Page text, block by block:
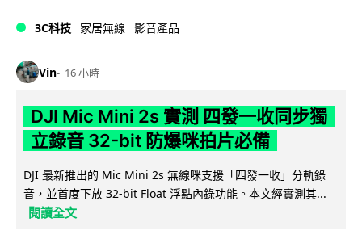
3C科技 家居無線 影音產品
Vin 16 小時
DJI Mic Mini 2s 實測 四發一收同步獨
立錄音 32-bit 防爆咪拍片必備
DJI 最新推出的 Mic Mini 2s 無線咪支援「四發一收」分軌錄
音，並首度下放 32-bit Float 浮點內錄功能。本文經實測其...
閱讀全文